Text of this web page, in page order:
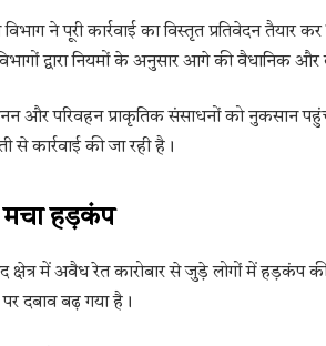
ने पूरी कार्रवाई का विस्तृत प्रतिवेदन तैयार कर
द्वारा नियमों के अनुसार आगे की वैधानिक और
और परिवहन प्राकृतिक संसाधनों को नुकसान
से कार्रवाई की जा रही है।
मचा हड़कंप
क्षेत्र में अवैध रेत कारोबार से जुड़े लोगों में हड़कंप
दबाव बढ़ गया है।